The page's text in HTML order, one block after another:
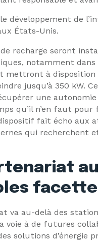
développement de
États-Unis.
recharge seront
notamment dans
à disposition
jusqu’à 350 kW.
une
qu’il n’en faut pour
fait écho aux
qui recherchent
va au-delà des
voie à de futures
solutions d’énergie